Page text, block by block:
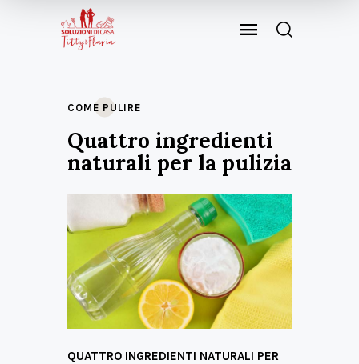
COME PULIRE
Quattro ingredienti
naturali per la pulizia
QUATTRO INGREDIENTI NATURALI PER